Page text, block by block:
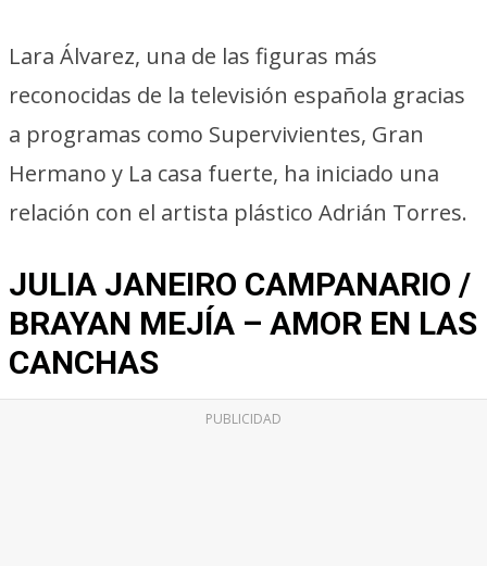
Lara Álvarez, una de las figuras más
reconocidas de la televisión española gracias
a programas como Supervivientes, Gran
Hermano y La casa fuerte, ha iniciado una
relación con el artista plástico Adrián Torres.
JULIA JANEIRO CAMPANARIO /
BRAYAN MEJÍA – AMOR EN LAS
CANCHAS
PUBLICIDAD